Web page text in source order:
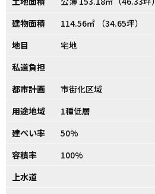
建物面積
114.56㎡ （34.65坪）
地目
宅地
私道負担
都市計画
市街化区域
用途地域
1種低層
建ぺい率
50%
容積率
100%
上水道